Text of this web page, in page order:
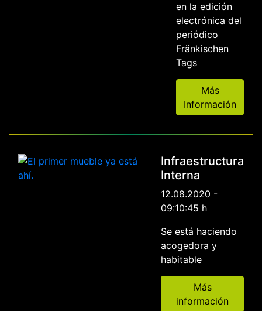
en la edición
electrónica del
periódico
Fränkischen
Tags
Más
Información
Infraestructura
Interna
12.08.2020 -
09:10:45 h
Se está haciendo
acogedora y
habitable
Más
información